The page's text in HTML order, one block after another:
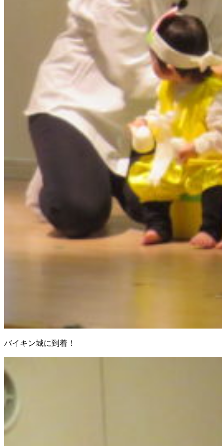
バイキン城に到着！